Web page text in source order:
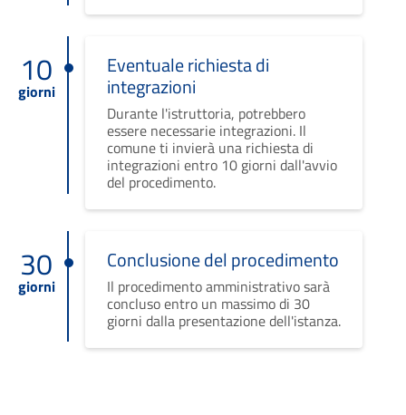
10
giorni
Eventuale richiesta di
integrazioni
Durante l'istruttoria, potrebbero
essere necessarie integrazioni. Il
comune ti invierà una richiesta di
integrazioni entro 10 giorni dall'avvio
del procedimento.
30
giorni
Conclusione del procedimento
Il procedimento amministrativo sarà
concluso entro un massimo di 30
giorni dalla presentazione dell'istanza.